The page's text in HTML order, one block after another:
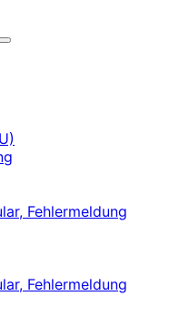
Fehlermeldung
Fehlermeldung